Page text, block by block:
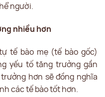
người.
nhiều hơn
tế bào mẹ (tế bào gốc)
yếu tố tăng trưởng gần
hơn sẽ đồng nghĩa
các tế bào tốt hơn.